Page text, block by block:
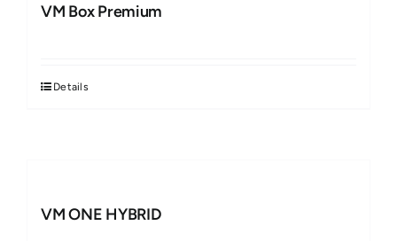
VM Box Premium
Details
VM ONE HYBRID